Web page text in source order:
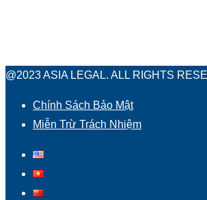
@2023 ASIA LEGAL. ALL RIGHTS
Chính Sách Bảo Mật
Miễn Trừ Trách Nhiệm